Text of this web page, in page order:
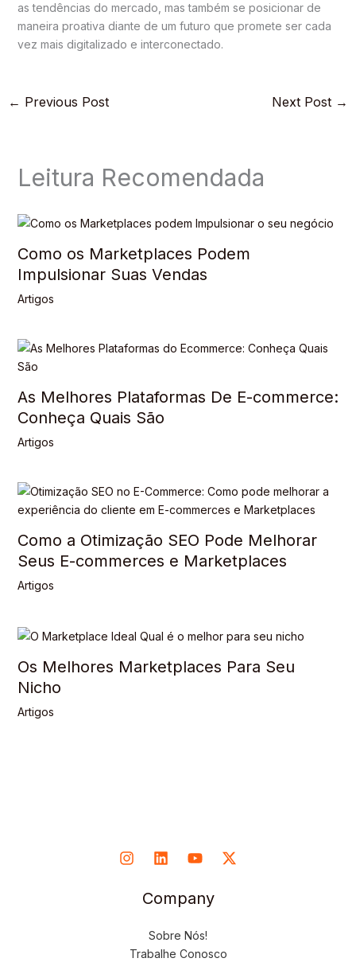
as tendências do mercado, mas também se posicionar de
maneira proativa diante de um futuro que promete ser cada
vez mais digitalizado e interconectado.
← Previous Post Next Post →
Leitura Recomendada
Como os Marketplaces Podem
Impulsionar Suas Vendas
Artigos
As Melhores Plataformas De E-commerce:
Conheça Quais São
Artigos
Como a Otimização SEO Pode Melhorar
Seus E-commerces e Marketplaces
Artigos
Os Melhores Marketplaces Para Seu
Nicho
Artigos
Company
Sobre Nós!
Trabalhe Conosco